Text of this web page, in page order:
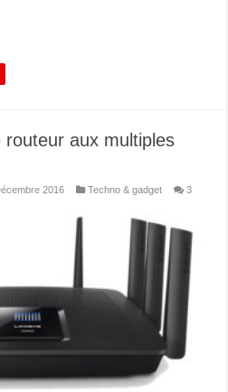
aux multiples
2016 Techno & gadget 3